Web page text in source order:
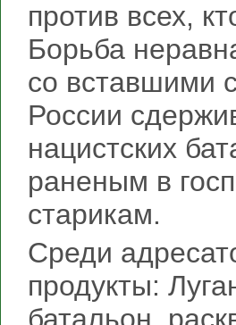
против всех,
Борьба
со вставшими
России
нацистских
раненым в
старикам.
Среди
продукты: